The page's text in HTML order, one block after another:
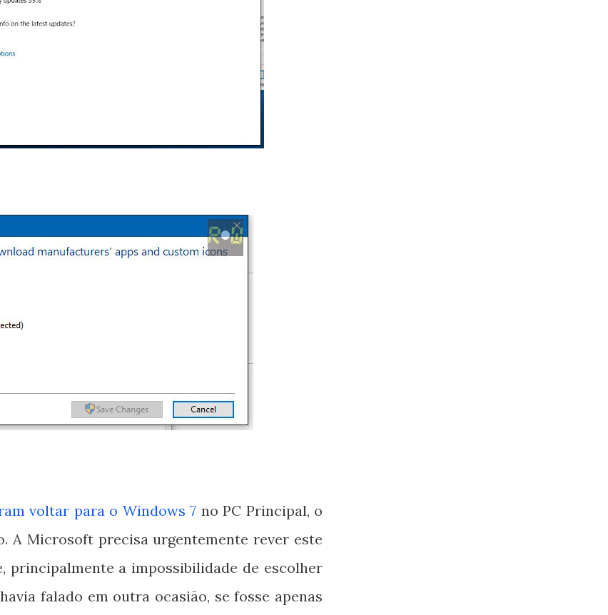
voltar para o Windows 7 no PC Principal, o
A Microsoft precisa urgentemente rever este
principalmente a impossibilidade de escolher
falado em outra ocasião, se fosse apenas